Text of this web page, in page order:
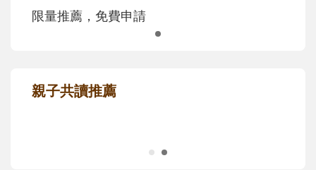
限量推薦，免費申請
親子共讀推薦